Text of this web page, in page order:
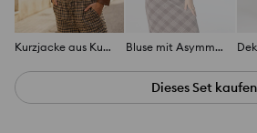
Kurzjacke aus Kunstleder Bluse mit Asymmetrischem Ausschnitt
Dieses Set kaufen